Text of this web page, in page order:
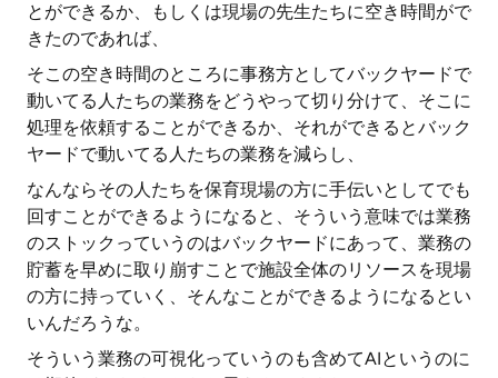
とができるか、もしくは現場の先生たちに空き時間がで
きたのであれば、
そこの空き時間のところに事務方としてバックヤードで
動いてる人たちの業務をどうやって切り分けて、そこに
処理を依頼することができるか、それができるとバック
ヤードで動いてる人たちの業務を減らし、
なんならその人たちを保育現場の方に手伝いとしてでも
回すことができるようになると、そういう意味では業務
のストックっていうのはバックヤードにあって、業務の
貯蓄を早めに取り崩すことで施設全体のリソースを現場
の方に持っていく、そんなことができるようになるとい
いんだろうな。
そういう業務の可視化っていうのも含めてAIというのに